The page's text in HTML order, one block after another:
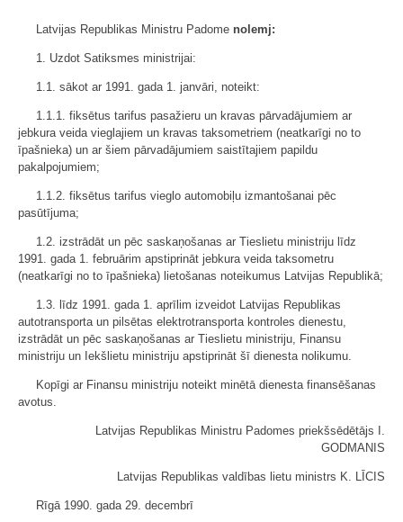
Latvijas Republikas Ministru Padome nolemj:
1. Uzdot Satiksmes ministrijai:
1.1. sākot ar 1991. gada 1. janvāri, noteikt:
1.1.1. fiksētus tarifus pasažieru un kravas pārvadājumiem ar
jebkura veida vieglajiem un kravas taksometriem (neatkarīgi no to
īpašnieka) un ar šiem pārvadājumiem saistītajiem papildu
pakalpojumiem;
1.1.2. fiksētus tarifus vieglo automobiļu izmantošanai pēc
pasūtījuma;
1.2. izstrādāt un pēc saskaņošanas ar Tieslietu ministriju līdz
1991. gada 1. februārim apstiprināt jebkura veida taksometru
(neatkarīgi no to īpašnieka) lietošanas noteikumus Latvijas Republikā;
1.3. līdz 1991. gada 1. aprīlim izveidot Latvijas Republikas
autotransporta un pilsētas elektrotransporta kontroles dienestu,
izstrādāt un pēc saskaņošanas ar Tieslietu ministriju, Finansu
ministriju un Iekšlietu ministriju apstiprināt šī dienesta nolikumu.
Kopīgi ar Finansu ministriju noteikt minētā dienesta finansēšanas
avotus.
Latvijas Republikas Ministru Padomes priekšsēdētājs I.
GODMANIS
Latvijas Republikas valdības lietu ministrs K. LĪCIS
Rīgā 1990. gada 29. decembrī